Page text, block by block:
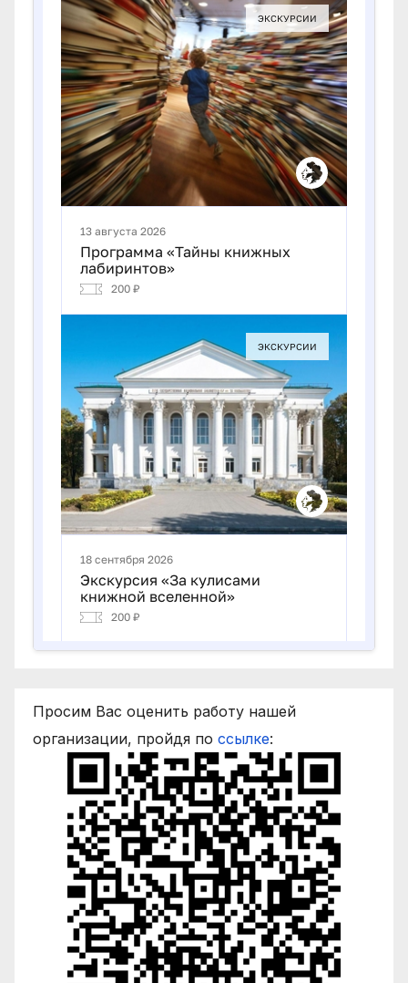
Просим Вас оценить работу нашей
организации, пройдя по ссылке: